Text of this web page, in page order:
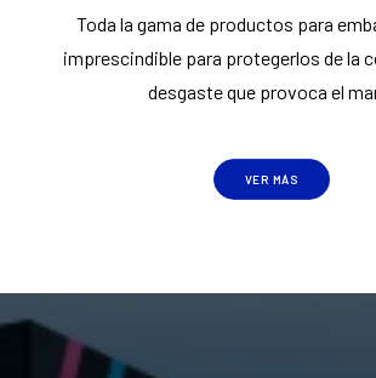
Toda la gama de productos para
imprescindible para protegerlos de la
desgaste que provoca el
VER MÁS